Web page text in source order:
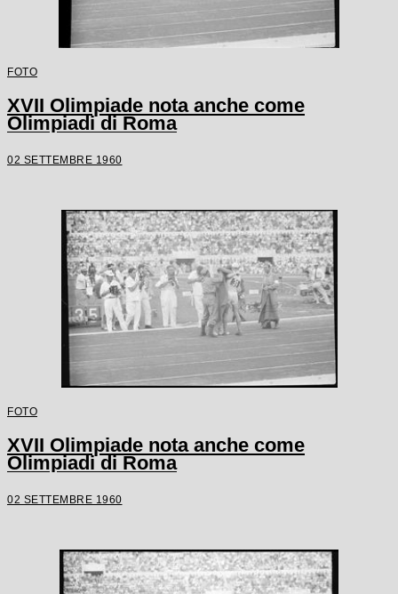
FOTO
XVII Olimpiade nota anche come
Olimpiadi di Roma
02 SETTEMBRE 1960
FOTO
XVII Olimpiade nota anche come
Olimpiadi di Roma
02 SETTEMBRE 1960